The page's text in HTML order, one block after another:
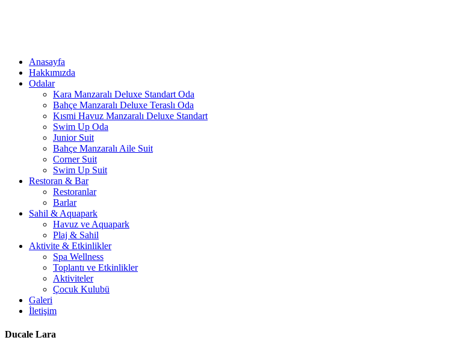
Anasayfa
Hakkımızda
Odalar
Kara Manzaralı Deluxe Standart Oda
Bahçe Manzaralı Deluxe Teraslı Oda
Kısmi Havuz Manzaralı Deluxe Standart
Swim Up Oda
Junior Suit
Bahçe Manzaralı Aile Suit
Corner Suit
Swim Up Suit
Restoran & Bar
Restoranlar
Barlar
Sahil & Aquapark
Havuz ve Aquapark
Plaj & Sahil
Aktivite & Etkinlikler
Spa Wellness
Toplantı ve Etkinlikler
Aktiviteler
Çocuk Kulubü
Galeri
İletişim
Ducale Lara